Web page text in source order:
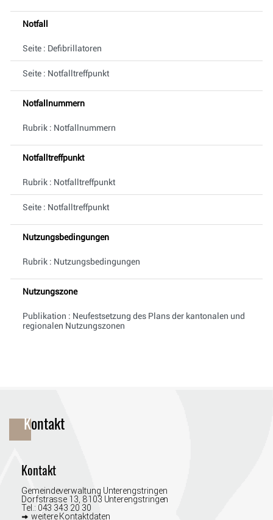
Notfall
Seite : Defibrillatoren
Seite : Notfalltreffpunkt
Notfallnummern
Rubrik : Notfallnummern
Notfalltreffpunkt
Rubrik : Notfalltreffpunkt
Seite : Notfalltreffpunkt
Nutzungsbedingungen
Rubrik : Nutzungsbedingungen
Nutzungszone
Publikation : Neufestsetzung des Plans der kantonalen und
regionalen Nutzungszonen
Kontakt
Kontakt
Gemeindeverwaltung Unterengstringen
Dorfstrasse 13, 8103 Unterengstringen
Tel.: 043 343 20 30
weitere Kontaktdaten